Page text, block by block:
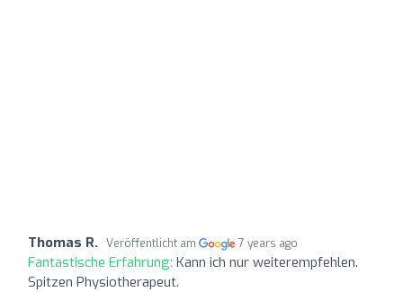
Thomas R. Veröffentlicht am 7 years ago
Fantastische Erfahrung: Kann ich nur weiterempfehlen.
Spitzen Physiotherapeut.